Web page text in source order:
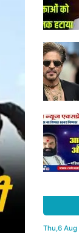
Thu,6 Aug